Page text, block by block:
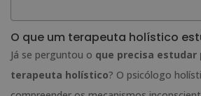
O que um terapeuta holístico
Já se perguntou o que precisa
terapeuta holístico? O psicólogo